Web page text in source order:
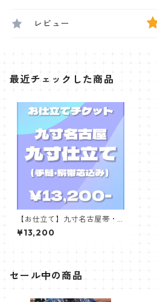
レビュー
最近チェックした商品
【お仕立て】九寸名古屋帯・
手縫い（絹帯芯込み！）
¥13,200
セール中の商品